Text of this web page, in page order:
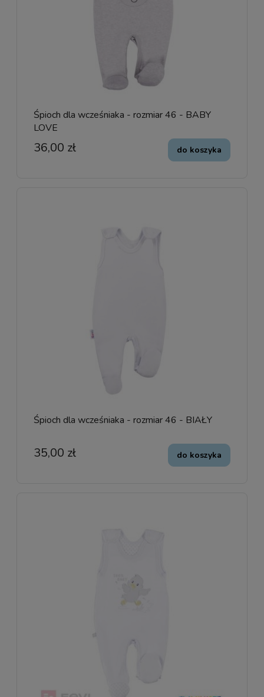
Śpioch dla wcześniaka - rozmiar 46 - BABY
LOVE
36,00 zł do koszyka
Śpioch dla wcześniaka - rozmiar 46 - BIAŁY
35,00 zł do koszyka